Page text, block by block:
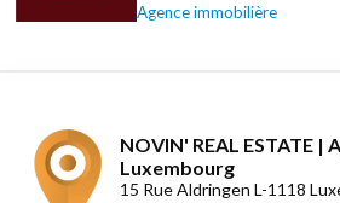
Agence immobilière
NOVIN' REAL ESTATE |
Luxembourg
15 Rue Aldringen L-1118